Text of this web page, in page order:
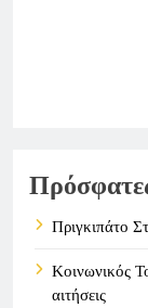
Πριγκιπάτο
Κοινωνικός
αιτήσεις